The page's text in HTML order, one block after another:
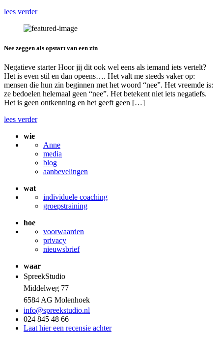
lees verder
Nee zeggen als opstart van een zin
Negatieve starter Hoor jij dit ook wel eens als iemand iets vertelt?
Het is even stil en dan opeens…. Het valt me steeds vaker op:
mensen die hun zin beginnen met het woord “nee”. Het vreemde is:
ze bedoelen helemaal geen “nee”. Het betekent niet iets negatiefs.
Het is geen ontkenning en het geeft geen […]
lees verder
wie
Anne
media
blog
aanbevelingen
wat
individuele coaching
groepstraining
hoe
voorwaarden
privacy
nieuwsbrief
waar
SpreekStudio
Middelweg 77
6584 AG Molenhoek
info@spreekstudio.nl
024 845 48 66
Laat hier een recensie achter